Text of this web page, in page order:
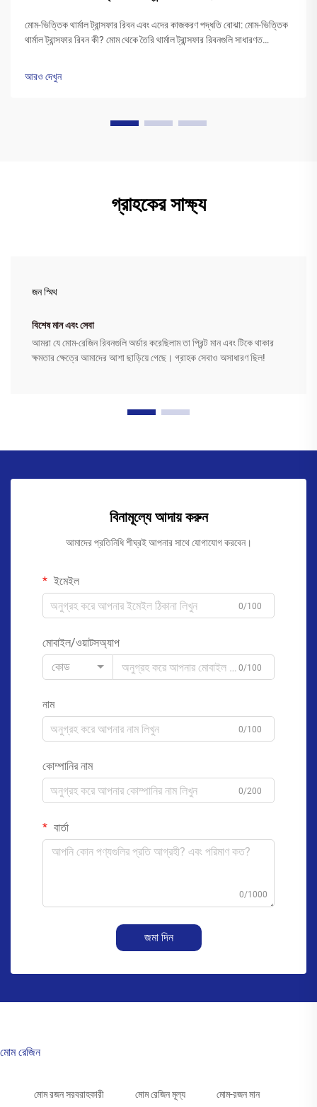
মোম-ভিত্তিক থার্মাল ট্রান্সফার রিবন এবং এদের কাজকরণ পদ্ধতি বোঝা: মোম-ভিত্তিক
থার্মাল ট্রান্সফার রিবন কী? মোম থেকে তৈরি থার্মাল ট্রান্সফার রিবনগুলি সাধারণত
আরও দেখুন
গ্রাহকের সাক্ষ্য
জন স্মিথ
বিশেষ মান এবং সেবা
আমরা যে মোম-রেজিন রিবনগুলি অর্ডার করেছিলাম তা প্রিন্ট মান এবং টিকে থাকার
ক্ষমতার ক্ষেত্রে আমাদের আশা ছাড়িয়ে গেছে। গ্রাহক সেবাও অসাধারণ ছিল!
বিনামূল্যে আদায় করুন
আমাদের প্রতিনিধি শীঘ্রই আপনার সাথে যোগাযোগ করবেন।
ইমেইল
0/100
মোবাইল/ওয়াটসঅ্যাপ
কোড
0/100
নাম
0/100
কোম্পানির নাম
0/200
বার্তা
0/1000
জমা দিন
মোম রেজিন
মোম রজন সরবরাহকারী মোম রেজিন মূল্য মোম-রজন মান